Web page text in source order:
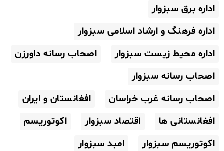
اداره برق سبزوار
اداره فرهنگ و ارشاد اسلامی سبزوار
اداره محیط زیست سبزوار
اصحاب رسانه داورزن
اصحاب رسانه سبزوار
اصحاب رسانه غرب خراسان
افغانستان و ایران
افغانستانی ها
اقتصاد سبزوار
اکوتوریسم
اکوتوریسم سبزوار
امبد سبزوار